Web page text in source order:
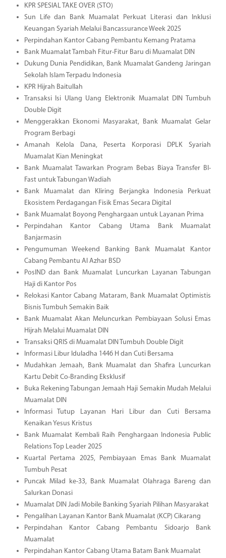
KPR SPESIAL TAKE OVER (STO)
Sun Life dan Bank Muamalat Perkuat Literasi dan Inklusi
Keuangan Syariah Melalui Bancassurance Week 2025
Perpindahan Kantor Cabang Pembantu Kemang Pratama
Bank Muamalat Tambah Fitur-Fitur Baru di Muamalat DIN
Dukung Dunia Pendidikan, Bank Muamalat Gandeng Jaringan
Sekolah Islam Terpadu Indonesia
KPR Hijrah Baitullah
Transaksi Isi Ulang Uang Elektronik Muamalat DIN Tumbuh
Double Digit
Menggerakkan Ekonomi Masyarakat, Bank Muamalat Gelar
Program Berbagi
Amanah Kelola Dana, Peserta Korporasi DPLK Syariah
Muamalat Kian Meningkat
Bank Muamalat Tawarkan Program Bebas Biaya Transfer BI-
Fast untuk Tabungan Wadiah
Bank Muamalat dan Kliring Berjangka Indonesia Perkuat
Ekosistem Perdagangan Fisik Emas Secara Digital
Bank Muamalat Boyong Penghargaan untuk Layanan Prima
Perpindahan Kantor Cabang Utama Bank Muamalat
Banjarmasin
Pengumuman Weekend Banking Bank Muamalat Kantor
Cabang Pembantu Al Azhar BSD
PosIND dan Bank Muamalat Luncurkan Layanan Tabungan
Haji di Kantor Pos
Relokasi Kantor Cabang Mataram, Bank Muamalat Optimistis
Bisnis Tumbuh Semakin Baik
Bank Muamalat Akan Meluncurkan Pembiayaan Solusi Emas
Hijrah Melalui Muamalat DIN
Transaksi QRIS di Muamalat DIN Tumbuh Double Digit
Informasi Libur Iduladha 1446 H dan Cuti Bersama
Mudahkan Jemaah, Bank Muamalat dan Shafira Luncurkan
Kartu Debit Co-Branding Eksklusif
Buka Rekening Tabungan Jemaah Haji Semakin Mudah Melalui
Muamalat DIN
Informasi Tutup Layanan Hari Libur dan Cuti Bersama
Kenaikan Yesus Kristus
Bank Muamalat Kembali Raih Penghargaan Indonesia Public
Relations Top Leader 2025
Kuartal Pertama 2025, Pembiayaan Emas Bank Muamalat
Tumbuh Pesat
Puncak Milad ke-33, Bank Muamalat Olahraga Bareng dan
Salurkan Donasi
Muamalat DIN Jadi Mobile Banking Syariah Pilihan Masyarakat
Pengalihan Layanan Kantor Bank Muamalat (KCP) Cikarang
Perpindahan Kantor Cabang Pembantu Sidoarjo Bank
Muamalat
Perpindahan Kantor Cabang Utama Batam Bank Muamalat